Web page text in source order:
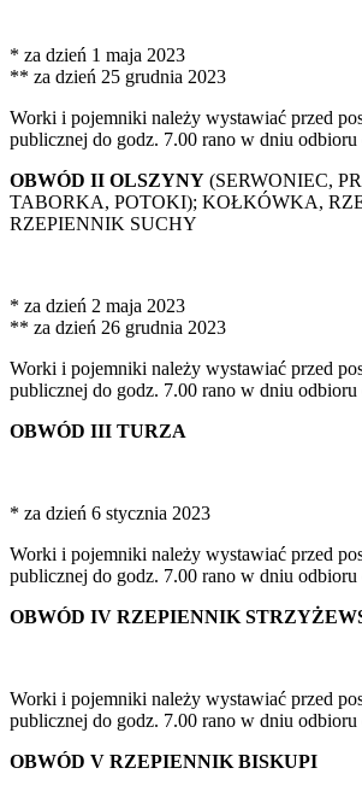
* za dzień 1 maja 2023
** za dzień 25 grudnia 2023
Worki i pojemniki należy wystawiać przed
publicznej do godz. 7.00 rano w dniu odbioru
OBWÓD II OLSZYNY (SERWONIEC,
TABORKA, POTOKI); KOŁKÓWKA,
RZEPIENNIK SUCHY
* za dzień 2 maja 2023
** za dzień 26 grudnia 2023
Worki i pojemniki należy wystawiać przed
publicznej do godz. 7.00 rano w dniu odbioru
OBWÓD III TURZA
* za dzień 6 stycznia 2023
Worki i pojemniki należy wystawiać przed
publicznej do godz. 7.00 rano w dniu odbioru
OBWÓD IV RZEPIENNIK
Worki i pojemniki należy wystawiać przed
publicznej do godz. 7.00 rano w dniu odbioru
OBWÓD V RZEPIENNIK BISKUPI